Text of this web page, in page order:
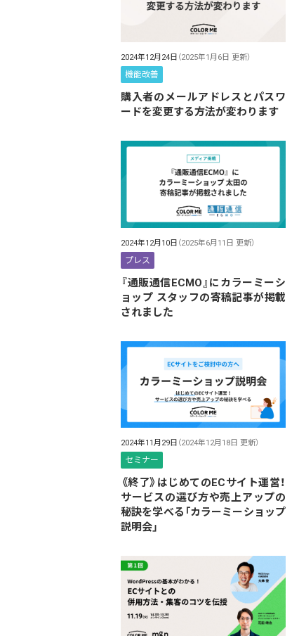
2024年12月24日 （2025年1月6日 更新）
機能改善
購入者のメールアドレスとパスワ
ードを変更する方法が変わります
2024年12月10日 （2025年6月11日 更新）
プレス
『通販通信ECMO』にカラーミーシ
ョップ スタッフの寄稿記事が掲載
されました
2024年11月29日 （2024年12月18日 更新）
セミナー
《終了》はじめてのECサイト運営！
サービスの選び方や売上アップの
秘訣を学べる「カラーミーショップ
説明会」